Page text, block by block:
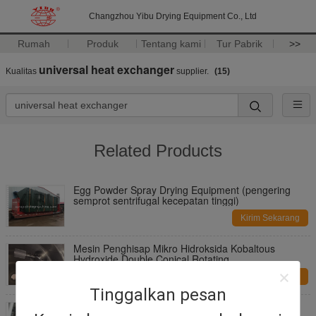
Changzhou Yibu Drying Equipment Co., Ltd
Rumah Produk Tentang kami Tur Pabrik >>
Tinggalkan pesan
Kualitas universal heat exchanger supplier. (15)
Related Products
Egg Powder Spray Drying Equipment (pengering
semprot sentrifugal kecepatan tinggi)
Kirim Sekarang
Mesin Penghisap Mikro Hidroksida Kobaltous
Hydroxide Double Conical Rotating
Kirim Sekarang
SGS Standard Reverse Pulse Jet Bag Filter Untuk